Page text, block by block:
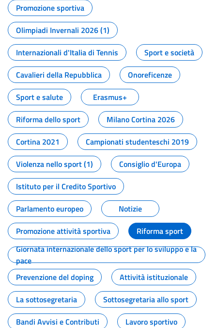
Promozione sportiva
Olimpiadi Invernali 2026 (1)
Internazionali d'Italia di Tennis
Sport e società
Cavalieri della Repubblica
Onoreficenze
Sport e salute
Erasmus+
Riforma dello sport
Milano Cortina 2026
Cortina 2021
Campionati studenteschi 2019
Violenza nello sport (1)
Consiglio d'Europa
Istituto per il Credito Sportivo
Parlamento europeo
Notizie
Promozione attività sportiva
Riforma sport
Giornata internazionale dello sport per lo sviluppo e la
pace
Prevenzione del doping
Attività istituzionale
La sottosegretaria
Sottosegretaria allo sport
Bandi Avvisi e Contributi
Lavoro sportivo